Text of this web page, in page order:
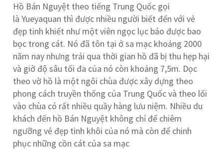
Hồ Bán Nguyệt theo tiếng Trung Quốc gọi
là Yueyaquan thì được nhiều người biết đến với vẻ
đẹp tinh khiết như một viên ngọc lục bảo được bao
bọc trong cát. Nó đã tôn tại ở sa mạc khoảng 2000
năm nay nhưng trải qua thời gian hồ đã bị thu hẹp hại
và giờ độ sâu tối đa của nó còn khoảng 7,5m. Dọc
theo vờ hồ là một ngôi chùa được xây dựng theo
phong cách truyền thống của Trung Quốc và theo lối
vào chùa có rất nhiều quầy hàng lưu niệm. Nhiều du
khách đến hồ Bán Nguyệt không chỉ để chiêm
ngưỡng vẻ đẹp tinh khôi của nó mà còn để chinh
phục những cồn cát của sa mạc